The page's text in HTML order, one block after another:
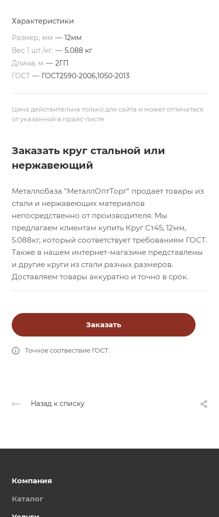
Характеристики
Размер, мм — 12мм
Вес 1 шт./кг. — 5.088 кг
Длина, м — 2ГП
ГОСТ — ГОСТ2590-2006,1050-2013
Цена действительна только для сайта и может отличаться
от указанной в прайс-листе
Заказать круг стальной или
нержавеющий
Металлобаза "МеталлОптТорг" продает товары из
стали и нержавеющих материалов
непосредственно от производителя. Мы
предлагаем клиентам купить Круг Ст45, 12мм,
5.088кг, который соответствует требованиям ГОСТ.
Также в нашем интернет-магазине представлены
и другие круги из стали разных размеров.
Доставляем товары аккуратно и точно в срок.
Заказать
Точное соотвествие ГОСТ.
Назад к списку
Компания
Каталог